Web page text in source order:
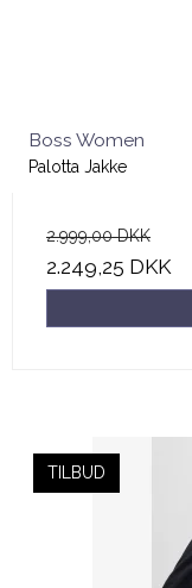
Boss Women
Palotta Jakke
2.999,00 DKK
2.249,25 DKK
TILBUD